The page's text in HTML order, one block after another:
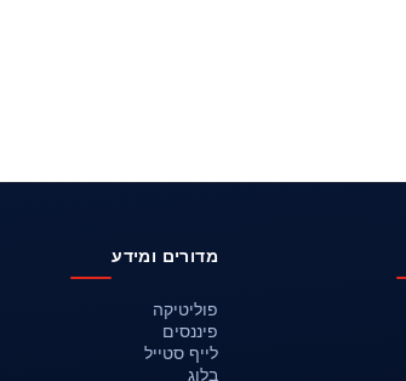
מדורים ומידע
פוליטיקה
פיננסים
לייף סטייל
בלוג